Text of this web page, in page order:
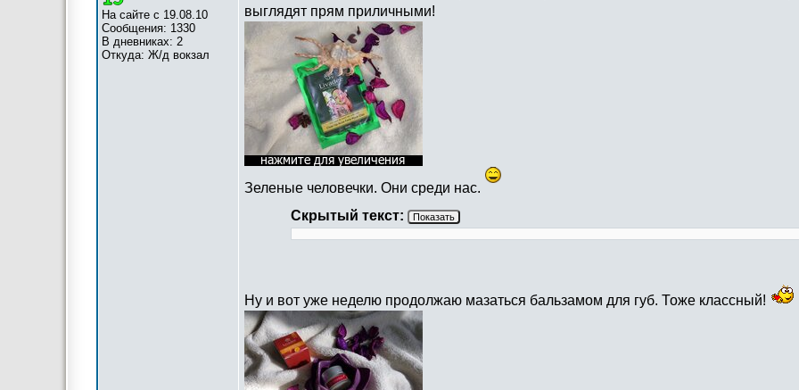
На сайте с 19.08.10
Сообщения: 1330
В дневниках: 2
Откуда: Ж/д вокзал
выглядят прям приличными!
Зеленые человечки. Они среди нас.
Скрытый текст:
Показать
Ну и вот уже неделю продолжаю мазаться бальзамом для губ. Тоже классный!